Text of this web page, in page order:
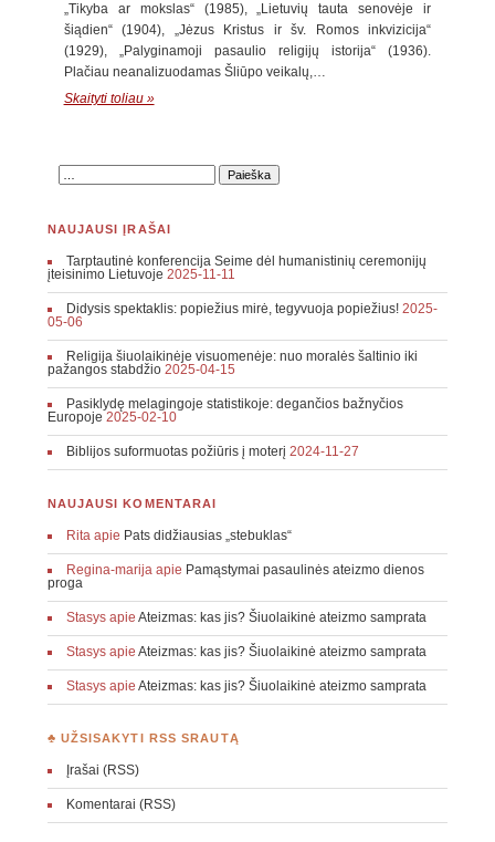
„Tikyba ar mokslas“ (1985), „Lietuvių tauta senovėje ir
šiądien“ (1904), „Jėzus Kristus ir šv. Romos inkvizicija“
(1929), „Palyginamoji pasaulio religijų istorija“ (1936).
Plačiau neanalizuodamas Šliūpo veikalų,…
Skaityti toliau »
NAUJAUSI ĮRAŠAI
Tarptautinė konferencija Seime dėl humanistinių ceremonijų
įteisinimo Lietuvoje 2025-11-11
Didysis spektaklis: popiežius mirė, tegyvuoja popiežius! 2025-
05-06
Religija šiuolaikinėje visuomenėje: nuo moralės šaltinio iki
pažangos stabdžio 2025-04-15
Pasiklydę melagingoje statistikoje: degančios bažnyčios
Europoje 2025-02-10
Biblijos suformuotas požiūris į moterį 2024-11-27
NAUJAUSI KOMENTARAI
Ritaapie Pats didžiausias „stebuklas“
Regina-marijaapie Pamąstymai pasaulinės ateizmo dienos
proga
Stasysapie Ateizmas: kas jis? Šiuolaikinė ateizmo samprata
Stasysapie Ateizmas: kas jis? Šiuolaikinė ateizmo samprata
Stasysapie Ateizmas: kas jis? Šiuolaikinė ateizmo samprata
♣ UŽSISAKYTI RSS SRAUTĄ
Įrašai (RSS)
Komentarai (RSS)